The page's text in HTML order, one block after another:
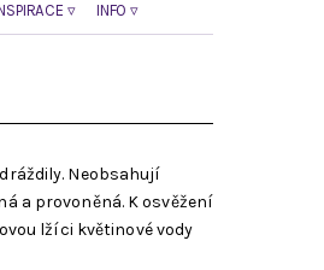
▿ INFO ▿
Neobsahují
a provoněná. K osvěžení
lžíci květinové vody